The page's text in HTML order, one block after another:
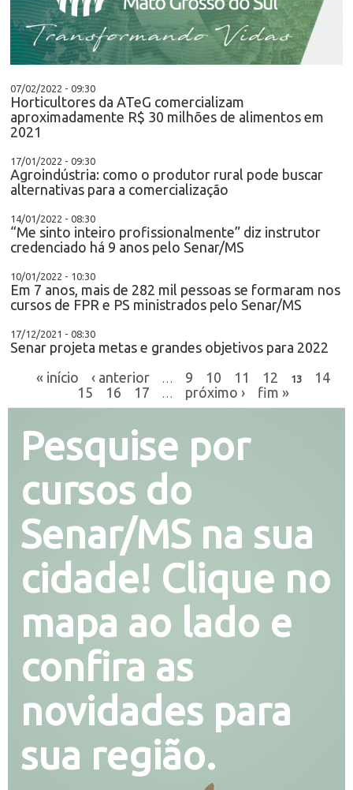
07/02/2022 - 09:30
Horticultores da ATeG comercializam
aproximadamente R$ 30 milhões de alimentos em
2021
17/01/2022 - 09:30
Agroindústria: como o produtor rural pode buscar
alternativas para a comercialização
14/01/2022 - 08:30
“Me sinto inteiro profissionalmente” diz instrutor
credenciado há 9 anos pelo Senar/MS
10/01/2022 - 10:30
Em 7 anos, mais de 282 mil pessoas se formaram nos
cursos de FPR e PS ministrados pelo Senar/MS
17/12/2021 - 08:30
Senar projeta metas e grandes objetivos para 2022
« início
‹ anterior 9 10 11 12 13
14
15
16 17 próximo › fim »
Pesquise por
cursos do
Senar/MS na sua
cidade! Clique no
mapa ao lado e
confira as
novidades para
sua região.